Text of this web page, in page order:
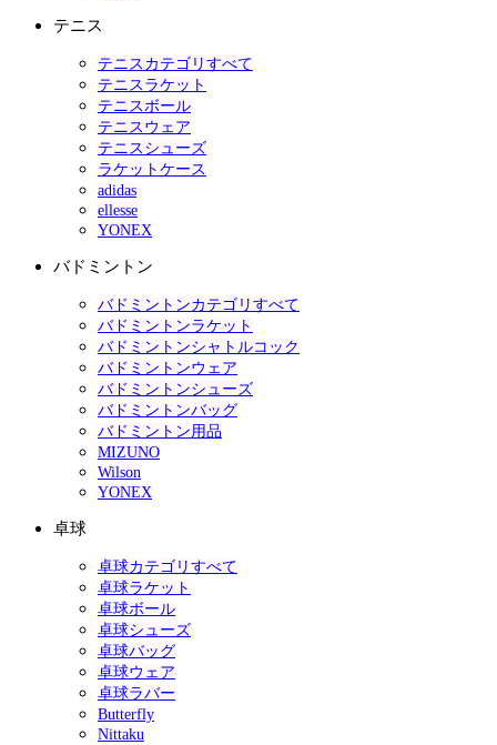
テニス
テニスカテゴリすべて
テニスラケット
テニスボール
テニスウェア
テニスシューズ
ラケットケース
adidas
ellesse
YONEX
バドミントン
バドミントンカテゴリすべて
バドミントンラケット
バドミントンシャトルコック
バドミントンウェア
バドミントンシューズ
バドミントンバッグ
バドミントン用品
MIZUNO
Wilson
YONEX
卓球
卓球カテゴリすべて
卓球ラケット
卓球ボール
卓球シューズ
卓球バッグ
卓球ウェア
卓球ラバー
Butterfly
Nittaku